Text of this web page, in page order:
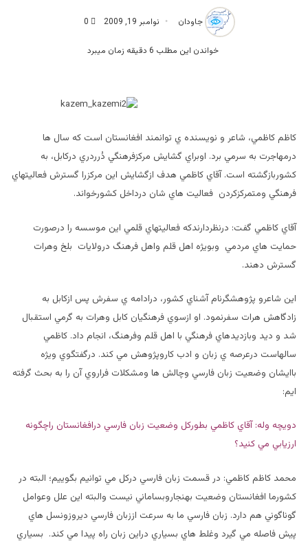
جاودان نوامبر 19, 2009 0
خواندن این مطلب 6 دقیقه زمان میبرد
کاظم کاظمي، شاعر و نويسنده ي توانمند افغانستان است که سال ها
درمهاجرت به سرمي برد. اوبراي گشايش مرکزفرهنگي دُرردري درکابل، به
کشوربازگشته است. آقاي کاظمي هدف ازگشايش اين مرکزرا گسترش فعاليتهاي
فرهنگي ومتمرکزکردن فعاليت هاي شان درداخل کشورخواند.
آقاي کاظمي گفت: درنظردارندکه فعاليتهاي قلمي اين موسسه را درصورت
حمايت هاي مردمي وبويژه اهل قلم واهل فرهنگ درولايات بلخ وهرات
گسترش دهند.
اين شاعرو پژوهشگرنام آشناي کشور، درادامه ي سفرش پس ازکابل به
زادگاهش هرات سفرنمود. او ازسوي فرهنگيان کابل وهرات به گرمي استقبال
شد و ديد وبازديدهاي فرهنگي با اهل قلم وفرهنگ، انجام داد. کاظمي
سالهاست درعرصه ي زبان و ادب کاروپژوهش مي کند. درگفتگوي ويژه
باايشان وضعيت زبان فارسي وچالش ها ومشکلات فراروي آن را به بحث گرفته
ايم:
دويچه وله: آقاي کاظمي بطورکل وضعيت زبان فارسي درافغانستان راچگونه
ارزيابي مي کنيد؟
محمد کاظم کاظمي: در قسمت زبان فارسي درکل مي توانيم بگوييم؛ البته در
کشورما افغانستان وضعيت بهنجاروبساماني نيست والبته اين علل وعوامل
گوناگوني هم دارد. زبان فارسي ما به سرعت اززبان فارسي ديروزونسل هاي
پيش فاصله مي گيرد وغلط هاي بسياري دراين زبان راه پيدا مي کند. بسياري